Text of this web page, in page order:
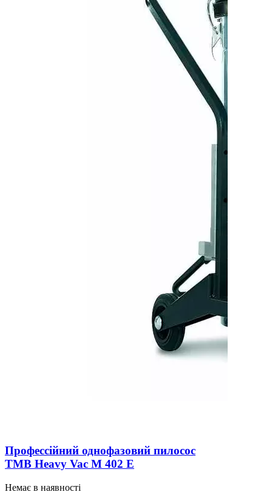
Профессійний однофазовий пилосос
TMB Heavy Vac М 402 Е
Немає в наявності